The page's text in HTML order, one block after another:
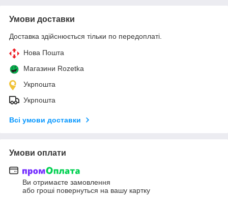
Умови доставки
Доставка здійснюється тільки по передоплаті.
Нова Пошта
Магазини Rozetka
Укрпошта
Укрпошта
Всі умови доставки
Умови оплати
Ви отримаєте замовлення
або гроші повернуться на вашу картку